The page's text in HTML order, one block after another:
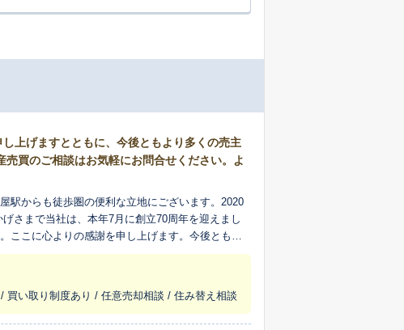
上げますとともに、今後ともより多くの売主
買のご相談はお気軽にお問合せください。よ
駅からも徒歩圏の便利な立地にございます。2020
こに心よりの感謝を申し上げます。今後ともよ
部をメインエリアとして、各地域に精通した専属
渡しまでお手伝いさせていただきます。 ご購入に
い取り制度あり / 任意売却相談 / 住み替え相談